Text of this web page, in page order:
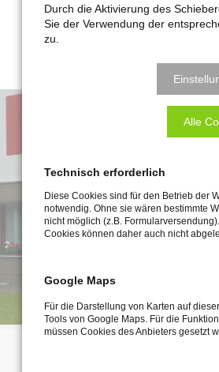
DRK AHZ Erzgebirge GmbH
Leistungsumfang: Baucontrolling
Baukosten: ca. 4,7 Mio. EUR
Durch die Aktivierung des
Sie der Verwendung der
zu.
Alle
Technisch erforderlich
Diese Cookies sind für den Betrieb der
notwendig. Ohne sie wären bestimmte
nicht möglich (z.B.
Cookies können daher auch nicht
Google Maps
Für die Darstellung von Karten auf
Tools von Google Maps. Für die
müssen Cookies des Anbieters gesetzt